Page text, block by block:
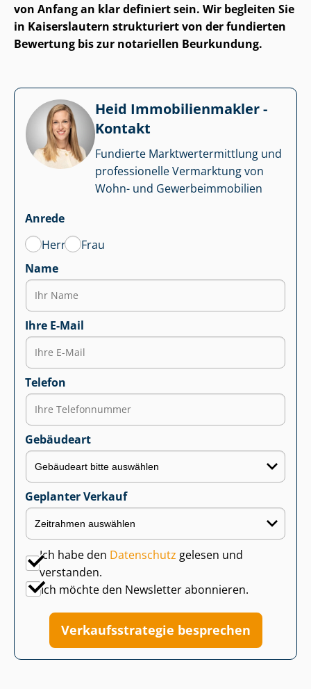
von Anfang an klar definiert sein. Wir begleiten Sie
in Kaiserslautern strukturiert von der fundierten
Bewertung bis zur notariellen Beurkundung.
Heid Im­mo­bi­li­en­mak­ler -
Kontakt
Fundierte Markt­wert­ermitt­lung und
professionelle Vermarktung von
Wohn- und Ge­wer­be­im­mo­bi­li­en
Anrede
Herr
Frau
Name
Ihre E-Mail
Telefon
Gebäudeart
Geplanter Verkauf
Ich habe den Datenschutz gelesen und
verstanden.
Ich möchte den Newsletter abonnieren.
Ver­kaufs­stra­te­gie besprechen